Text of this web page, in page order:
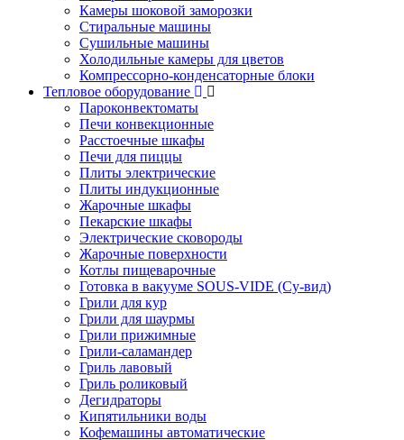
Камеры шоковой заморозки
Стиральные машины
Сушильные машины
Холодильные камеры для цветов
Компрессорно-конденсаторные блоки
Тепловое оборудование
Пароконвектоматы
Печи конвекционные
Расстоечные шкафы
Печи для пиццы
Плиты электрические
Плиты индукционные
Жарочные шкафы
Пекарские шкафы
Электрические сковороды
Жарочные поверхности
Котлы пищеварочные
Готовка в вакууме SOUS-VIDE (Су-вид)
Грили для кур
Грили для шаурмы
Грили прижимные
Грили-саламандер
Гриль лавовый
Гриль роликовый
Дегидраторы
Кипятильники воды
Кофемашины автоматические